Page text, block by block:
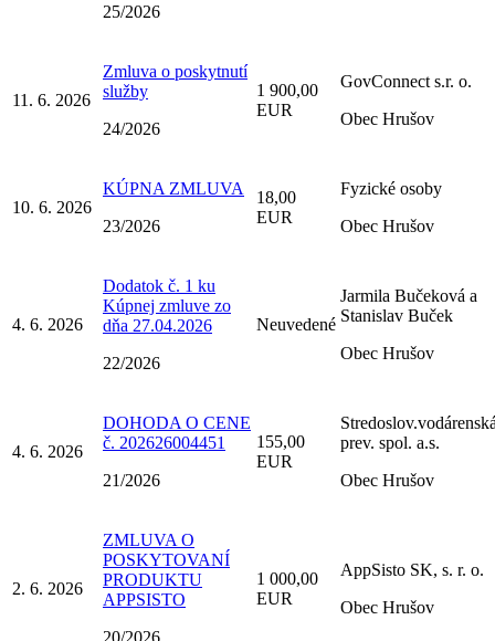
25/2026
11. 6. 2026
Zmluva o poskytnutí
služby
24/2026
1 900,00
EUR
GovConnect s.r. o.
Obec Hrušov
10. 6. 2026
KÚPNA ZMLUVA
23/2026
18,00
EUR
Fyzické osoby
Obec Hrušov
4. 6. 2026
Dodatok č. 1 ku
Kúpnej zmluve zo
dňa 27.04.2026
22/2026
Neuvedené
Jarmila Bučeková a
Stanislav Buček
Obec Hrušov
4. 6. 2026
DOHODA O CENE
č. 202626004451
21/2026
155,00
EUR
prev. spol. a.s.
Obec Hrušov
2. 6. 2026
ZMLUVA O
POSKYTOVANÍ
PRODUKTU
APPSISTO
20/2026
1 000,00
EUR
AppSisto SK, s. r. o.
Obec Hrušov